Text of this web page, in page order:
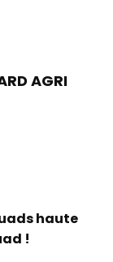
AGRI
haute
!